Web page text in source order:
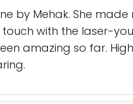
by Mehak. She
with the laser-
amazing so far.